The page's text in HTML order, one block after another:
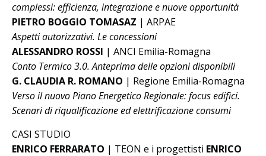
complessi: efficienza, integrazione e nuove opportunità
PIETRO BOGGIO TOMASAZ | ARPAE
Aspetti autorizzativi. Le concessioni
ALESSANDRO ROSSI | ANCI Emilia-Romagna
Conto Termico 3.0. Anteprima delle opzioni disponibili
G. CLAUDIA R. ROMANO | Regione Emilia-Romagna
Verso il nuovo Piano Energetico Regionale: focus edifici.
Scenari di riqualificazione ed elettrificazione consumi
CASI STUDIO
ENRICO FERRARATO | TEON e i progettisti ENRICO